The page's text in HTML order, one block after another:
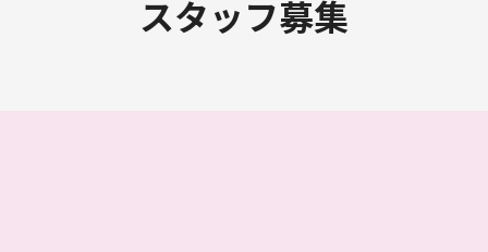
スタッフ募集